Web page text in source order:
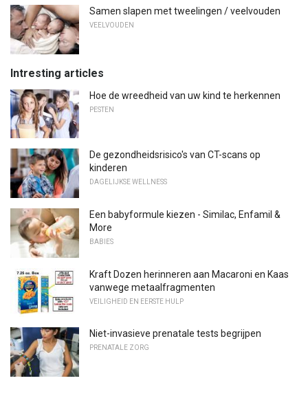
Samen slapen met tweelingen / veelvouden
VEELVOUDEN
Intresting articles
Hoe de wreedheid van uw kind te herkennen
PESTEN
De gezondheidsrisico's van CT-scans op
kinderen
DAGELIJKSE WELLNESS
Een babyformule kiezen - Similac, Enfamil &
More
BABIES
Kraft Dozen herinneren aan Macaroni en Kaas
vanwege metaalfragmenten
VEILIGHEID EN EERSTE HULP
Niet-invasieve prenatale tests begrijpen
PRENATALE ZORG